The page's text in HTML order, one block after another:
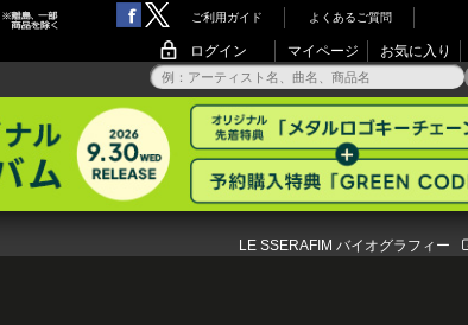
ご利用ガイド よくあるご質問
ログイン マイページ お気に入り
LE SSERAFIM バイオグラフィー